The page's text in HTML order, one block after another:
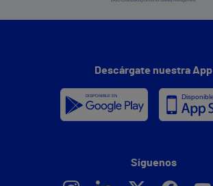
Descárgate nuestra App
Síguenos